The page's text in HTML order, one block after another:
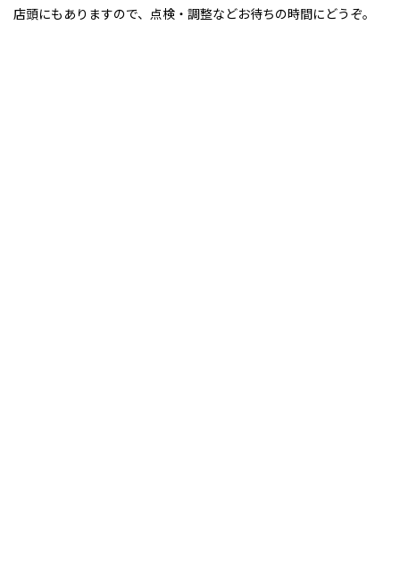
店頭にもありますので、点検・調整などお待ちの時間にどうぞ。